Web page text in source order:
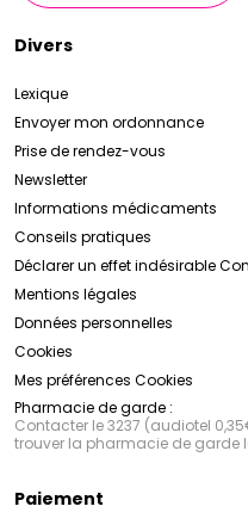
Divers
Lexique
Envoyer mon ordonnance
Prise de rendez-vous
Newsletter
Informations médicaments
Conseils pratiques
Déclarer un effet indésirable
Mentions légales
Données personnelles
Cookies
Mes préférences Cookies
Pharmacie de garde :
Contacter le 3237 (audiotel
trouver la pharmacie de garde
Paiement